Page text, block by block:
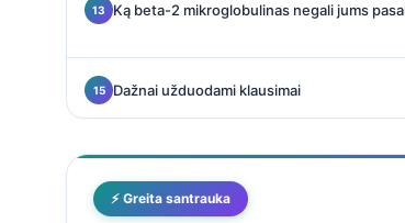
Ką beta-2 mikroglobulinas negali jums
Dažnai užduodami klausimai
⚡ Greita santrauka